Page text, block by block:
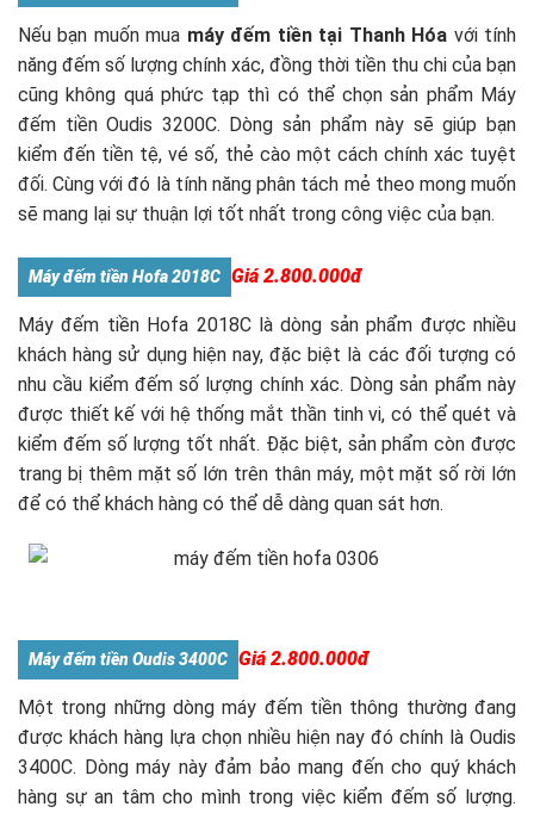
Nếu bạn muốn mua máy đếm tiền tại Thanh Hóa với tính
năng đếm số lượng chính xác, đồng thời tiền thu chi của bạn
cũng không quá phức tạp thì có thể chọn sản phẩm Máy
đếm tiền Oudis 3200C. Dòng sản phẩm này sẽ giúp bạn
kiểm đến tiền tệ, vé số, thẻ cào một cách chính xác tuyệt
đối. Cùng với đó là tính năng phân tách mẻ theo mong muốn
sẽ mang lại sự thuận lợi tốt nhất trong công việc của bạn.
Máy đếm tiền Hofa 2018C Giá 2.800.000đ
Máy đếm tiền Hofa 2018C là dòng sản phẩm được nhiều
khách hàng sử dụng hiện nay, đặc biệt là các đối tượng có
nhu cầu kiểm đếm số lượng chính xác. Dòng sản phẩm này
được thiết kế với hệ thống mắt thần tinh vi, có thể quét và
kiểm đếm số lượng tốt nhất. Đặc biệt, sản phẩm còn được
trang bị thêm mặt số lớn trên thân máy, một mặt số rời lớn
để có thể khách hàng có thể dễ dàng quan sát hơn.
Máy đếm tiền Oudis 3400C Giá 2.800.000đ
Một trong những dòng máy đếm tiền thông thường đang
được khách hàng lựa chọn nhiều hiện nay đó chính là Oudis
3400C. Dòng máy này đảm bảo mang đến cho quý khách
hàng sự an tâm cho mình trong việc kiểm đếm số lượng.